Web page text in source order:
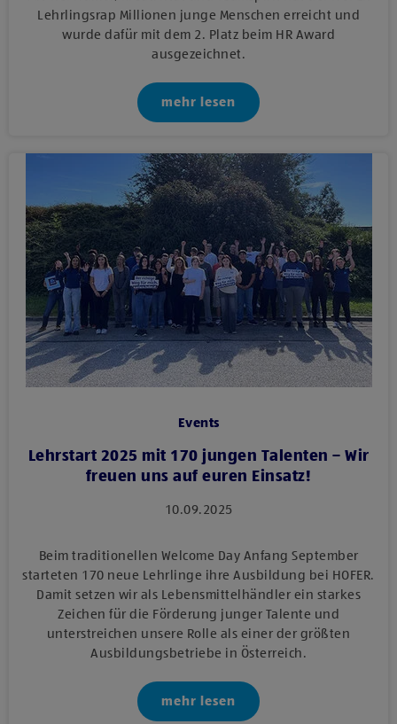
Lehrlingsrap Millionen junge Menschen erreicht und
wurde dafür mit dem 2. Platz beim HR Award
ausgezeichnet.
mehr lesen
Events
Lehrstart 2025 mit 170 jungen Talenten – Wir
freuen uns auf euren Einsatz!
10.09.2025
Beim traditionellen Welcome Day Anfang September
starteten 170 neue Lehrlinge ihre Ausbildung bei HOFER.
Damit setzen wir als Lebensmittelhändler ein starkes
Zeichen für die Förderung junger Talente und
unterstreichen unsere Rolle als einer der größten
Ausbildungsbetriebe in Österreich.
mehr lesen